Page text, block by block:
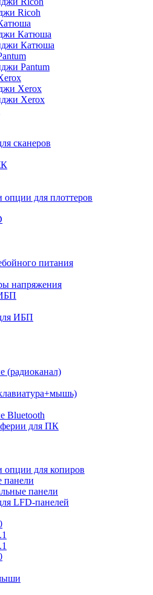
Ricoh
Катюша
Катюша
Pantum
Xerox
Xerox
сканеров
опции для плоттеров
питания
напряжения
ИБП
(радиоканал)
Bluetooth
для ПК
опции для копиров
панели
панели
LFD-панелей